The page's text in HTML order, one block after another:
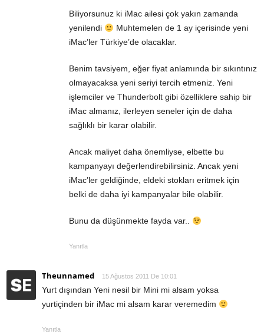
Biliyorsunuz ki iMac ailesi çok yakın zamanda
yenilendi
Muhtemelen de 1 ay içerisinde yeni
iMac’ler Türkiye’de olacaklar.
Benim tavsiyem, eğer fiyat anlamında bir sıkıntınız
olmayacaksa yeni seriyi tercih etmeniz. Yeni
işlemciler ve Thunderbolt gibi özelliklere sahip bir
iMac almanız, ilerleyen seneler için de daha
sağlıklı bir karar olabilir.
Ancak maliyet daha önemliyse, elbette bu
kampanyayı değerlendirebilirsiniz. Ancak yeni
iMac’ler geldiğinde, eldeki stokları eritmek için
belki de daha iyi kampanyalar bile olabilir.
Bunu da düşünmekte fayda var..
Yanıtla
Theunnamed 15 Ağustos 2011 De 10:01
Yurt dışından Yeni nesil bir Mini mi alsam yoksa
yurtiçinden bir iMac mi alsam karar veremedim
Yanıtla